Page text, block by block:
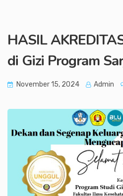
HASIL
di Gizi Program
November 15, 2024 Admin